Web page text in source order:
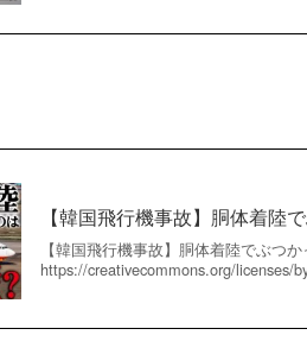
【韓国飛行機事故】胴体着陸
【韓国飛行機事故】胴体着陸でぶつ
https://creativecommons.org/